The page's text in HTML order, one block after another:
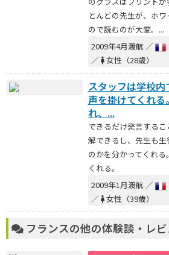
とんどの先生が、ホ
ので読むのが大変。...
2009年4月渡航 ／
／ 女性（28歳）
スタッフは学校内
声を掛けてくれ
れ、...
できるだけ発言する
解できるし、先生も
のかを分かってくれ
くれる。
2009年1月渡航 ／
／ 女性（39歳）
フランスの他の体験談・レ